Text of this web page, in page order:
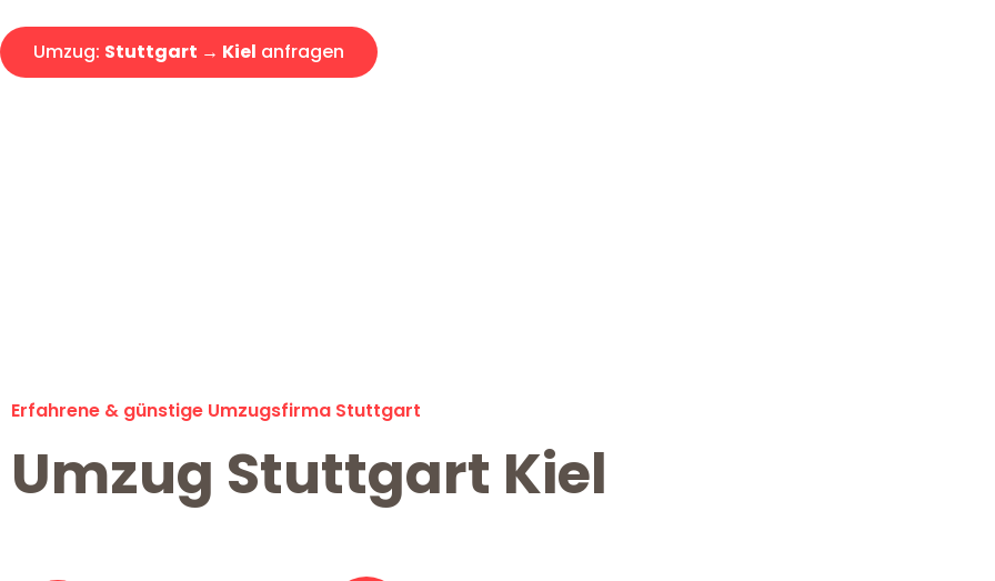
Umzug: Stuttgart → Kiel anfragen
Erfahrene & günstige Umzugsfirma Stuttgart
Umzug Stuttgart Kiel